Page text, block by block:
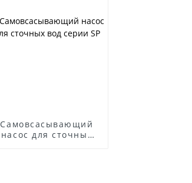
Самовсасывающий
насос для сточных